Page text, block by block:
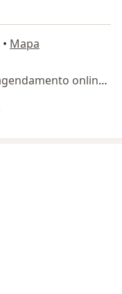
• Mapa
Esse especialista não oferece agendamento online para esse endereço.